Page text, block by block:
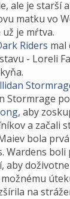
ale je starší
matku vo
je mŕtva.
Riders mal
- Loreli
Stormrage
, aby
a začali
bola
Wardens boli
aby
na